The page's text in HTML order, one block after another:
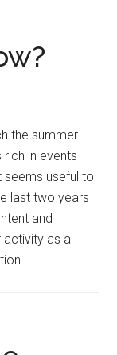
the summer
rich in events
seems useful to
last two years
and
activity as a